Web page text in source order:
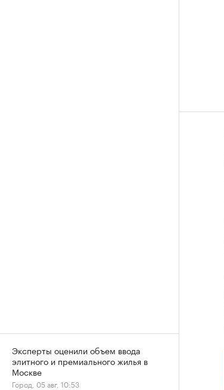
Эксперты оценили объем ввода
элитного и премиального жилья в
Москве
Город, 05 авг, 10:53